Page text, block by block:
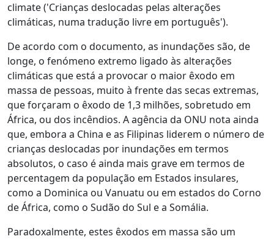
climate ('Crianças deslocadas pelas alterações
climáticas, numa tradução livre em português').
De acordo com o documento, as inundações são, de
longe, o fenómeno extremo ligado às alterações
climáticas que está a provocar o maior êxodo em
massa de pessoas, muito à frente das secas extremas,
que forçaram o êxodo de 1,3 milhões, sobretudo em
África, ou dos incêndios. A agência da ONU nota ainda
que, embora a China e as Filipinas liderem o número de
crianças deslocadas por inundações em termos
absolutos, o caso é ainda mais grave em termos de
percentagem da população em Estados insulares,
como a Dominica ou Vanuatu ou em estados do Corno
de África, como o Sudão do Sul e a Somália.
Paradoxalmente, estes êxodos em massa são um